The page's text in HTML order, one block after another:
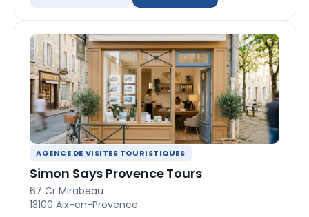
AGENCE DE VISITES TOURISTIQUES
Simon Says Provence Tours
67 Cr Mirabeau
13100 Aix-en-Provence